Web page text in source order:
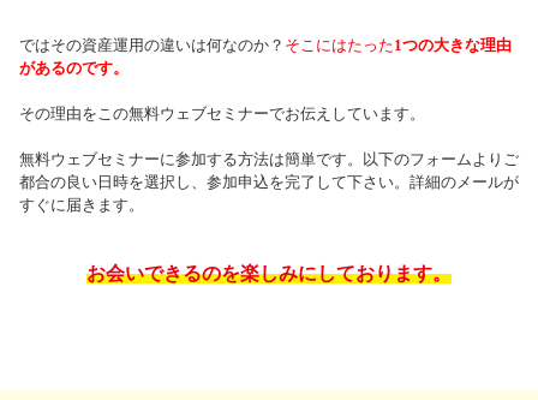
ではその資産運用の違いは何なのか？ そこにはたった1つの大きな理由
があるのです。
その理由をこの無料ウェブセミナーでお伝えしています。
無料ウェブセミナーに参加する方法は簡単です。以下のフォームよりご
都合の良い日時を選択し、参加申込を完了して下さい。詳細のメールが
すぐに届きます。
お会いできるのを楽しみにしております。